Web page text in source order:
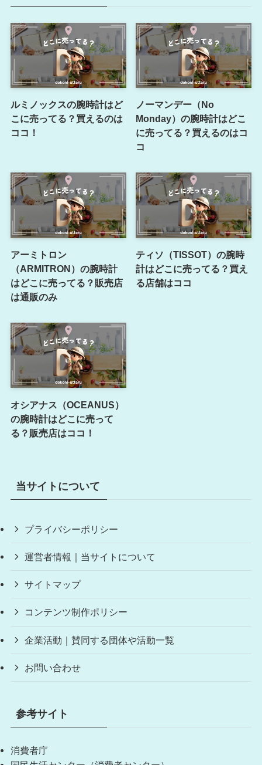
ルミノックスの腕時計はど
こに売ってる？買えるのは
ココ！
ノーマンデー（No
Monday）の腕時計はどこ
に売ってる？買えるのはコ
コ
アーミトロン
（ARMITRON）の腕時計
はどこに売ってる？販売店
は通販のみ
ティソ（TISSOT）の腕時
計はどこに売ってる？買え
る店舗はココ
オシアナス（OCEANUS）
の腕時計はどこに売って
る？販売店はココ！
当サイトについて
プライバシーポリシー
運営者情報｜当サイトについて
サイトマップ
コンテンツ制作ポリシー
企業活動｜賛同する団体や活動一覧
お問い合わせ
参考サイト
消費者庁